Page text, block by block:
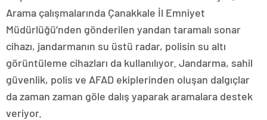
Arama çalışmalarında Çanakkale İl Emniyet
Müdürlüğü’nden gönderilen yandan taramalı sonar
cihazı, jandarmanın su üstü radar, polisin su altı
görüntüleme cihazları da kullanılıyor. Jandarma, sahil
güvenlik, polis ve AFAD ekiplerinden oluşan dalgıçlar
da zaman zaman göle dalış yaparak aramalara destek
veriyor.